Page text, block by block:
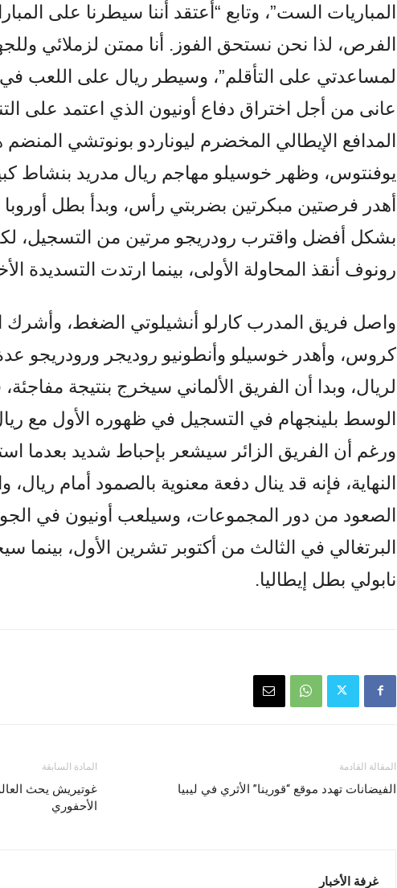
المباريات الست”، وتابع “أعتقد أننا سيطرنا على
الفرص، لذا نحن نستحق الفوز. أنا ممتن لزملائي
لمساعدتي على التأقلم”، وسيطر ريال على اللعب
عانى من أجل اختراق دفاع أونيون الذي اعتمد على
المدافع الإيطالي المخضرم ليوناردو بونوتشي
يوفنتوس، وظهر خوسيلو مهاجم ريال مدريد بنشاط
بشكل أفضل واقترب رودريجو مرتين من التسجيل،
رونوف أنقذ المحاولة الأولى، بينما ارتدت التسديدة
واصل فريق المدرب كارلو أنشيلوتي الضغط، وأشرك
كروس، وأهدر خوسيلو وأنطونيو روديجر ورودريجو
لريال، وبدا أن الفريق الألماني سيخرج بنتيجة
الوسط بلينجهام في التسجيل في ظهوره الأول مع
ورغم أن الفريق الزائر سيشعر بإحباط شديد بعدما
النهاية، فإنه قد ينال دفعة معنوية بالصمود أمام
الصعود من دور المجموعات، وسيلعب أونيون في
البرتغالي في الثالث من أكتوبر تشرين الأول، بينما
نابولي بطل إيطاليا.
المادة السابقة
غوتيريش يحث
الأحفوري
المقالة القادمة
الفيضانات تهدد موقع “قورينا” الأثري في ليبيا
غرفة الأخبار